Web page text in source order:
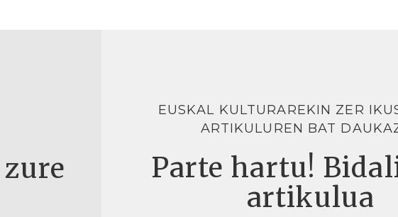
EUSKAL KULTURAREKIN ZER
ARTIKULUREN BAT
Parte hartu!
artikulua